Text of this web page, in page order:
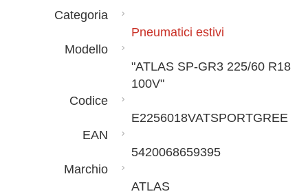
Categoria
Pneumatici estivi
Modello
"ATLAS SP-GR3 225/60 R18
100V"
Codice
E2256018VATSPORTGREE
EAN
5420068659395
Marchio
ATLAS